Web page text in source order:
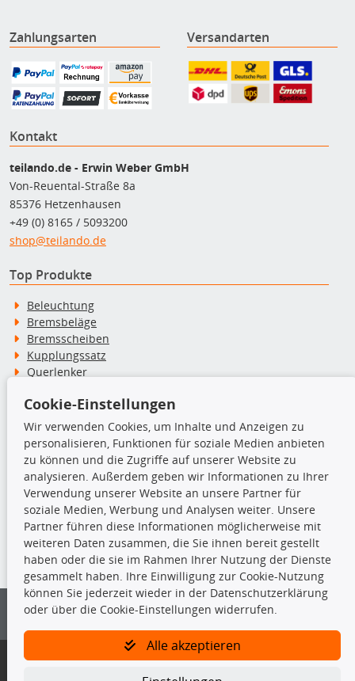
Zahlungsarten Versandarten
Kontakt
teilando.de - Erwin Weber GmbH
Von-Reuental-Straße 8a
85376 Hetzenhausen
+49 (0) 8165 / 5093200
shop@teilando.de
Top Produkte
Beleuchtung
Bremsbeläge
Bremsscheiben
Kupplungssatz
Querlenker
Stoßdämpfer
TecDoc Inside
Die hier angezeigten Daten insbesondere die gesamte Datenbank dürfen
nicht kopiert werden.
Es ist zu unterlassen, die Daten oder die gesamte Datenbank ohne
vorherige Zustimmung von TecDoc zu vervielfältigen, zu verbreiten
und/oder diese Handlungen durch Dritte ausführen zu lassen. Ein
Bitte prüfen Sie, ob das über unseren Onlineshop identifizierte Ersatzteil
Cookie-Einstellungen
Wir verwenden Cookies, um Inhalte und Anzeigen zu
personalisieren, Funktionen für soziale Medien anbieten
zu können und die Zugriffe auf unserer Website zu
analysieren. Außerdem geben wir Informationen zu Ihrer
Verwendung unserer Website an unsere Partner für
soziale Medien, Werbung und Analysen weiter. Unsere
Partner führen diese Informationen möglicherweise mit
weiteren Daten zusammen, die Sie ihnen bereit gestellt
haben oder die sie im Rahmen Ihrer Nutzung der Dienste
gesammelt haben. Ihre Einwilligung zur Cookie-Nutzung
können Sie jederzeit wieder in der Datenschutzerklärung
oder über die Cookie-Einstellungen widerrufen.
Alle akzeptieren